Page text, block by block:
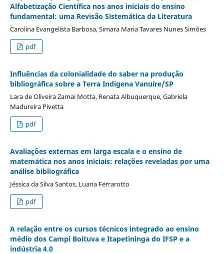
Alfabetização Científica nos anos iniciais do ensino
fundamental: uma Revisão Sistemática da Literatura
Carolina Evangelista Barbosa, Simara Maria Tavares Nunes Simões
pdf
Influências da colonialidade do saber na produção
bibliográfica sobre a Terra Indígena Vanuíre/SP
Lara de Oliveira Zamai Motta, Renata Albuquerque, Gabriela
Madureira Pivetta
pdf
Avaliações externas em larga escala e o ensino de
matemática nos anos iniciais: relações reveladas por uma
análise bibliográfica
Jéssica da Silva Santos, Luana Ferrarotto
pdf
A relação entre os cursos técnicos integrado ao ensino
médio dos Campi Boituva e Itapetininga do IFSP e a
indústria 4.0